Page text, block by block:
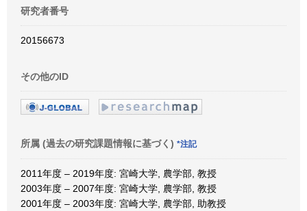
研究者番号
20156673
その他のID
所属 (過去の研究課題情報に基づく) *注記
2011年度 – 2019年度: 宮崎大学, 農学部, 教授
2003年度 – 2007年度: 宮崎大学, 農学部, 教授
2001年度 – 2003年度: 宮崎大学, 農学部, 助教授